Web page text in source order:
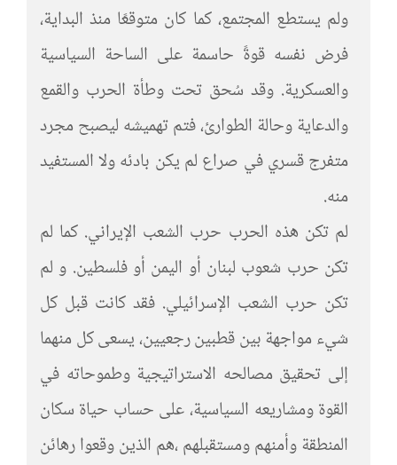
ولم يستطع المجتمع، كما كان متوقعًا منذ البداية،
فرض نفسه قوةً حاسمة على الساحة السياسية
والعسكرية. وقد سُحق تحت وطأة الحرب والقمع
والدعاية وحالة الطوارئ، فتم تهميشه ليصبح مجرد
متفرج قسري في صراع لم يكن بادئه ولا المستفيد
منه.
لم تكن هذه الحرب حرب الشعب الإيراني. كما لم
تكن حرب شعوب لبنان أو اليمن أو فلسطين. و لم
تكن حرب الشعب الإسرائيلي. فقد كانت قبل كل
شيء مواجهة بين قطبين رجعيين، يسعى كل منهما
إلى تحقيق مصالحه الاستراتيجية وطموحاته في
القوة ومشاريعه السياسية، على حساب حياة سكان
المنطقة وأمنهم ومستقبلهم ،هم الذين وقعوا رهائن